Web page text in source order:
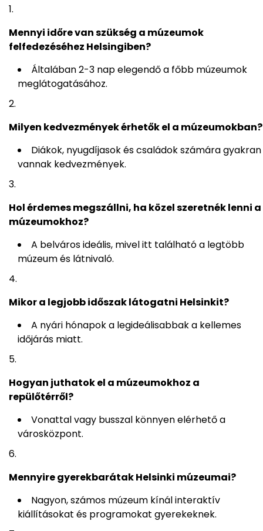
Mennyi időre van szükség a múzeumok
felfedezéséhez Helsingiben?
Általában 2-3 nap elegendő a főbb múzeumok
meglátogatásához.
Milyen kedvezmények érhetők el a múzeumokban?
Diákok, nyugdíjasok és családok számára gyakran
vannak kedvezmények.
Hol érdemes megszállni, ha közel szeretnék lenni a
múzeumokhoz?
A belváros ideális, mivel itt található a legtöbb
múzeum és látnivaló.
Mikor a legjobb időszak látogatni Helsinkit?
A nyári hónapok a legideálisabbak a kellemes
időjárás miatt.
Hogyan juthatok el a múzeumokhoz a
repülőtérről?
Vonattal vagy busszal könnyen elérhető a
városközpont.
Mennyire gyerekbarátak Helsinki múzeumai?
Nagyon, számos múzeum kínál interaktív
kiállításokat és programokat gyerekeknek.